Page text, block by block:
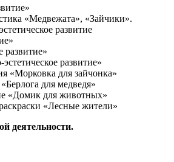
«Медвежата», «Зайчики».
развитие
развитие»
развитие»
«Морковка для зайчонка»
для медведя»
«Домик для животных»
«Лесные жители»
деятельности.